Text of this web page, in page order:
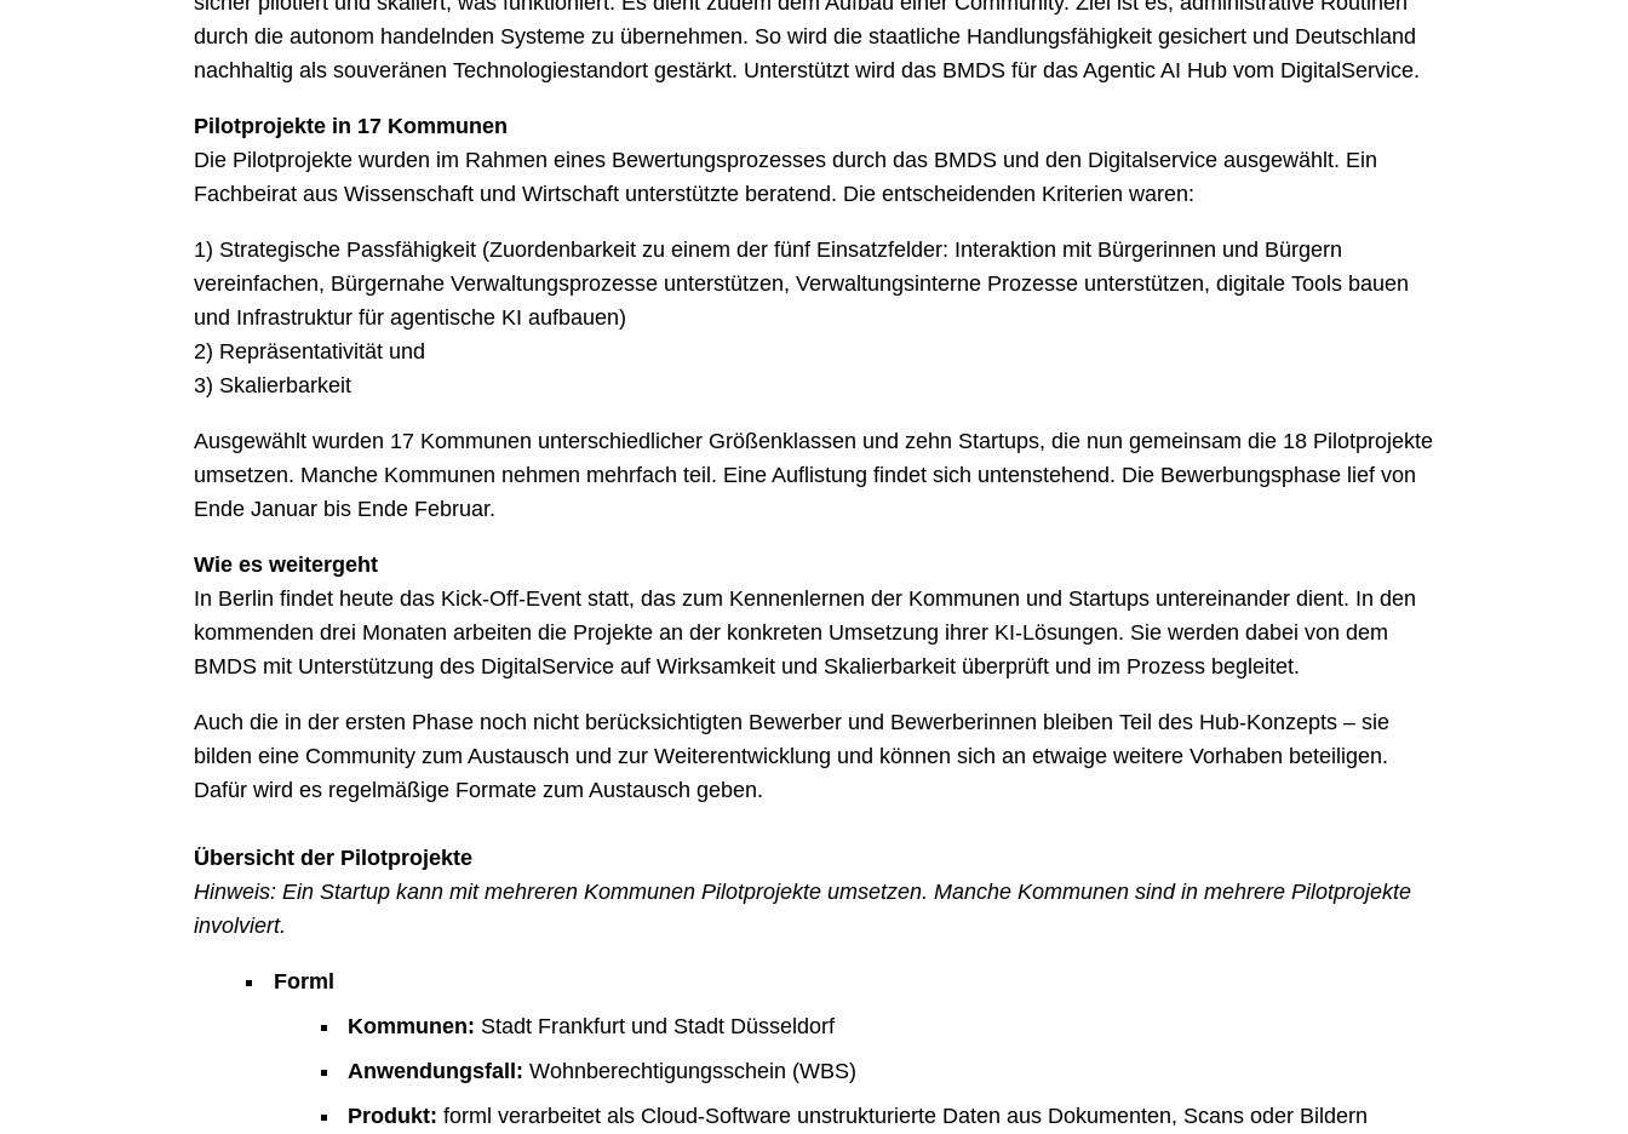
durch die autonom handelnden Systeme zu übernehmen. So wird die staatliche Handlungsfähigkeit gesichert und Deutschland
nachhaltig als souveränen Technologiestandort gestärkt. Unterstützt wird das BMDS für das Agentic AI Hub vom DigitalService.
Pilotprojekte in 17 Kommunen
Die Pilotprojekte wurden im Rahmen eines Bewertungsprozesses durch das BMDS und den Digitalservice ausgewählt. Ein
Fachbeirat aus Wissenschaft und Wirtschaft unterstützte beratend. Die entscheidenden Kriterien waren:
1) Strategische Passfähigkeit (Zuordenbarkeit zu einem der fünf Einsatzfelder: Interaktion mit Bürgerinnen und Bürgern
vereinfachen, Bürgernahe Verwaltungsprozesse unterstützen, Verwaltungsinterne Prozesse unterstützen, digitale Tools bauen
und Infrastruktur für agentische KI aufbauen)
2) Repräsentativität und
3) Skalierbarkeit
Ausgewählt wurden 17 Kommunen unterschiedlicher Größenklassen und zehn Startups, die nun gemeinsam die 18 Pilotprojekte
umsetzen. Manche Kommunen nehmen mehrfach teil. Eine Auflistung findet sich untenstehend. Die Bewerbungsphase lief von
Ende Januar bis Ende Februar.
Wie es weitergeht
In Berlin findet heute das Kick-Off-Event statt, das zum Kennenlernen der Kommunen und Startups untereinander dient. In den
kommenden drei Monaten arbeiten die Projekte an der konkreten Umsetzung ihrer KI-Lösungen. Sie werden dabei von dem
BMDS mit Unterstützung des DigitalService auf Wirksamkeit und Skalierbarkeit überprüft und im Prozess begleitet.
Auch die in der ersten Phase noch nicht berücksichtigten Bewerber und Bewerberinnen bleiben Teil des Hub-Konzepts – sie
bilden eine Community zum Austausch und zur Weiterentwicklung und können sich an etwaige weitere Vorhaben beteiligen.
Dafür wird es regelmäßige Formate zum Austausch geben.
Übersicht der Pilotprojekte
Hinweis: Ein Startup kann mit mehreren Kommunen Pilotprojekte umsetzen. Manche Kommunen sind in mehrere Pilotprojekte
involviert.
Forml
Kommunen: Stadt Frankfurt und Stadt Düsseldorf
Anwendungsfall: Wohnberechtigungsschein (WBS)
Produkt: forml verarbeitet als Cloud-Software unstrukturierte Daten aus Dokumenten, Scans oder Bildern